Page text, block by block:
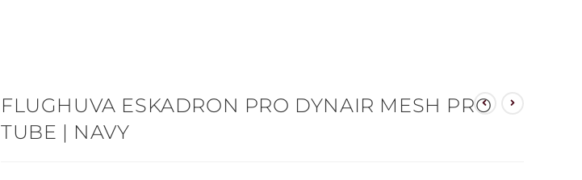
FLUGHUVA ESKADRON PRO DYNAIR MESH PRO
TUBE | NAVY